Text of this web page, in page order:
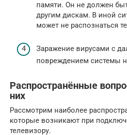
памяти. Он не должен
другим дискам. В иной
может не распознаться
Заражение вирусами с
повреждением системы
Распространённые
них
Рассмотрим наиболее
которые возникают при
телевизору.